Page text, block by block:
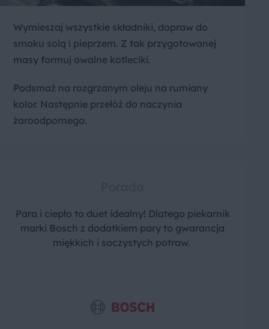
Wymieszaj wszystkie składniki, dopraw do
smaku solą i pieprzem. Z tak przygotowanej
masy formuj owalne kotleciki.
Podsmaż na rozgrzanym oleju na rumiany
kolor. Następnie przełóż do naczynia
żaroodpornego.
Para i ciepło to duet idealny! Dlatego piekarnik
marki Bosch z dodatkiem pary to gwarancja
miękkich i soczystych potraw.